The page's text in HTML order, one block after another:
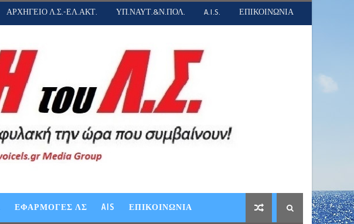
ΑΡΧΗΓΕΙΟ Λ.Σ.-ΕΛ.ΑΚΤ. ΥΠ.ΝΑΥΤ.&Ν.ΠΟΛ. A.I.S. ΕΠΙΚΟΙΝΩΝΙΑ
ΕΦΑΡΜΟΓΕΣ ΛΣ AIS ΕΠΙΚΟΙΝΩΝΙΑ